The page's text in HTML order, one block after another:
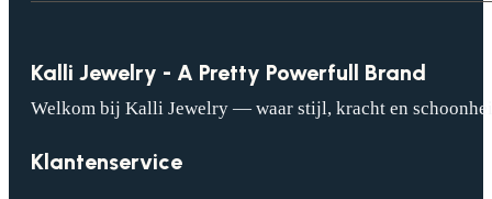
Kalli Jewelry - A Pretty Powerfull Brand
Welkom bij Kalli Jewelry — waar stijl, kracht en
Klantenservice